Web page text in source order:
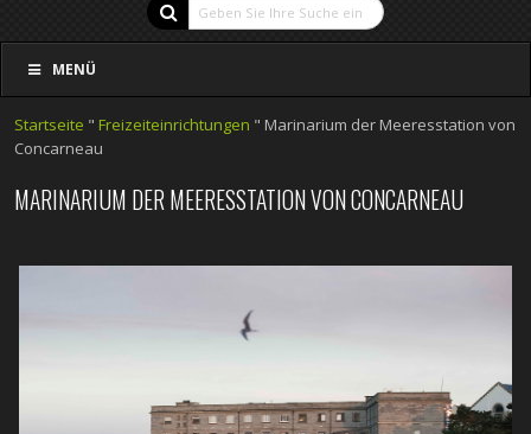
MENÜ
Startseite " Freizeiteinrichtungen " Marinarium der Meeresstation von
Concarneau
MARINARIUM DER MEERESSTATION VON CONCARNEAU